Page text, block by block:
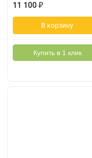
11 100 ₽
В корзину
Купить в 1 клик